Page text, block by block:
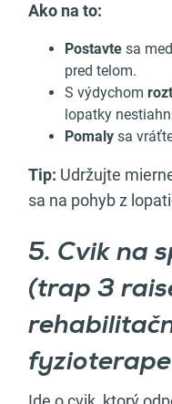
Ako na to:
Postavte sa
pred telom.
S výdychom
lopatky
Pomaly sa
Tip: Udržujte
sa na pohyb z
5. Cvik na
(trap 3